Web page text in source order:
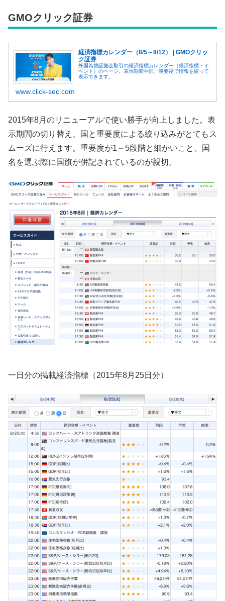
GMOクリック証券
経済指標カレンダー（8/5～8/12） | GMOクリッ
ク証券
外国為替証拠金取引の経済指標カレンダー（経済指標・イ
ベント）のページ。表示期間や国、重要度で情報を絞って
表示できます。
www.click-sec.com
2015年8月のリニューアルで使い勝手が向上しました。表
示期間の切り替え、国と重要度による絞り込みがとてもス
ムーズに行えます。重要度が1～5段階と細かいこと、国
名を選ぶ際に国旗が併記されているのが親切。
一日分の掲載経済指標（2015年8月25日分）